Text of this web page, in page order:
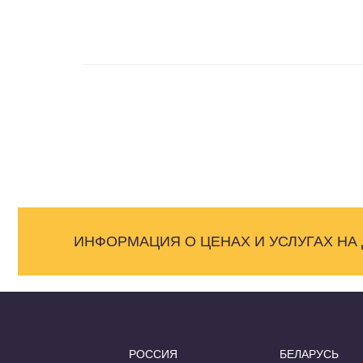
ИНФОРМАЦИЯ О ЦЕНАХ И УСЛУГАХ
РОССИЯ БЕЛАРУСЬ